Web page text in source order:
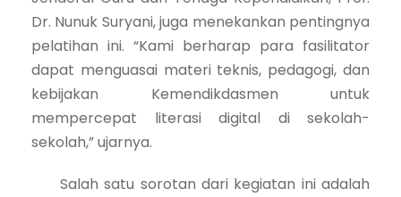
Dr. Nunuk Suryani, juga menekankan pentingnya
pelatihan ini. “Kami berharap para fasilitator
dapat menguasai materi teknis, pedagogi, dan
kebijakan Kemendikdasmen untuk
mempercepat literasi digital di sekolah-
sekolah,” ujarnya.
Salah satu sorotan dari kegiatan ini adalah